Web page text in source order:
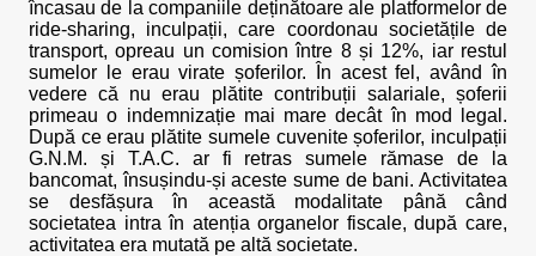
încasau de la companiile deținătoare ale platformelor de
ride-sharing, inculpații, care coordonau societățile de
transport, opreau un comision între 8 și 12%, iar restul
sumelor le erau virate șoferilor. În acest fel, având în
vedere că nu erau plătite contribuții salariale, șoferii
primeau o indemnizație mai mare decât în mod legal.
După ce erau plătite sumele cuvenite șoferilor, inculpații
G.N.M. și T.A.C. ar fi retras sumele rămase de la
bancomat, însușindu-și aceste sume de bani. Activitatea
se desfășura în această modalitate până când
societatea intra în atenția organelor fiscale, după care,
activitatea era mutată pe altă societate.